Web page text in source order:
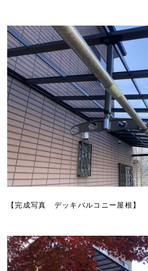
【完成写真 デッキバルコニー屋根】